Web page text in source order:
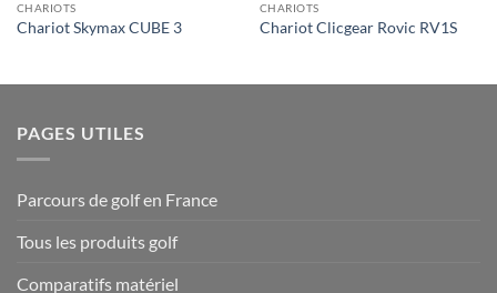
CHARIOTS
Chariot Skymax CUBE 3
CHARIOTS
Chariot Clicgear Rovic RV1S
PAGES UTILES
Parcours de golf en France
Tous les produits golf
Comparatifs matériel